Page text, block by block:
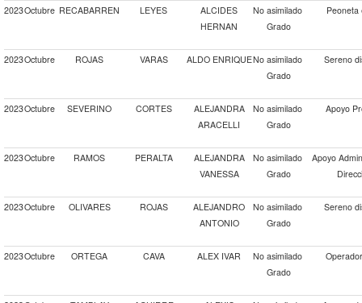
2023Octubre RECABARREN LEYES
ALCIDES
HERNAN
No asimilado
Grado
Peoneta
2023Octubre ROJAS VARAS ALDO ENRIQUENo asimilado
Grado
Sereno
2023Octubre SEVERINO CORTES
ALEJANDRA
ARACELLI
No asimilado
Grado
Apoyo
2023Octubre RAMOS PERALTA
ALEJANDRA
VANESSA
No asimilado
Grado
Apoyo
2023Octubre OLIVARES ROJAS
ALEJANDRO
ANTONIO
No asimilado
Grado
Sereno
2023Octubre ORTEGA CAVA ALEX IVAR
No asimilado
Grado